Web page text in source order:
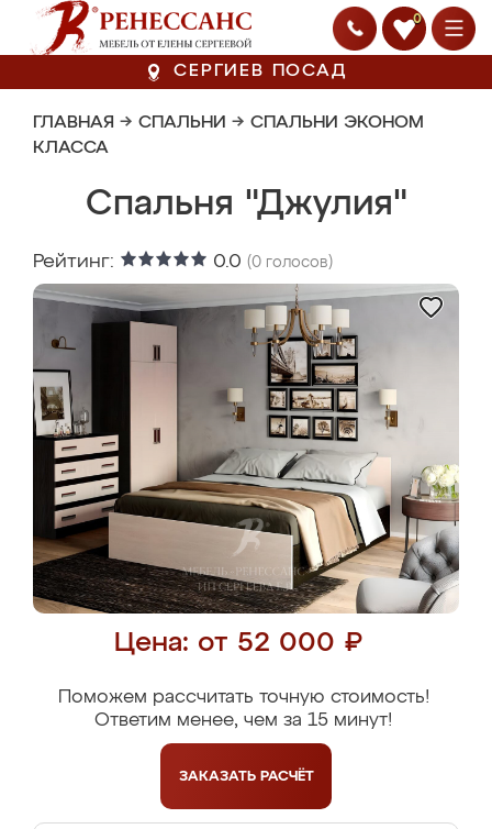
0
СЕРГИЕВ ПОСАД
ГЛАВНАЯ → СПАЛЬНИ → СПАЛЬНИ ЭКОНОМ
КЛАССА
Спальня "Джулия"
Рейтинг: 0.0 (0 голосов)
Цена: от 52 000 ₽
Поможем рассчитать точную стоимость!
Ответим менее, чем за 15 минут!
ЗАКАЗАТЬ РАСЧЁТ